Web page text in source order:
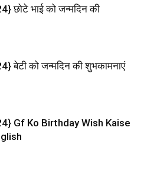
छोटे भाई को जन्मदिन की
बेटी को जन्मदिन की शुभकामनाएं
Gf Ko Birthday Wish Kaise